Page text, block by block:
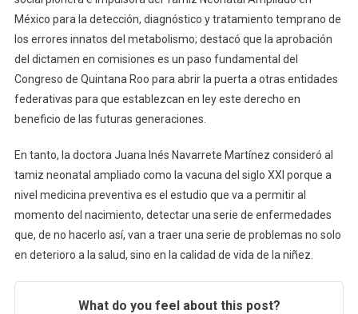
México para la detección, diagnóstico y tratamiento temprano de
los errores innatos del metabolismo; destacó que la aprobación
del dictamen en comisiones es un paso fundamental del
Congreso de Quintana Roo para abrir la puerta a otras entidades
federativas para que establezcan en ley este derecho en
beneficio de las futuras generaciones.
En tanto, la doctora Juana Inés Navarrete Martínez consideró al
tamiz neonatal ampliado como la vacuna del siglo XXI porque a
nivel medicina preventiva es el estudio que va a permitir al
momento del nacimiento, detectar una serie de enfermedades
que, de no hacerlo así, van a traer una serie de problemas no solo
en deterioro a la salud, sino en la calidad de vida de la niñez.
What do you feel about this post?